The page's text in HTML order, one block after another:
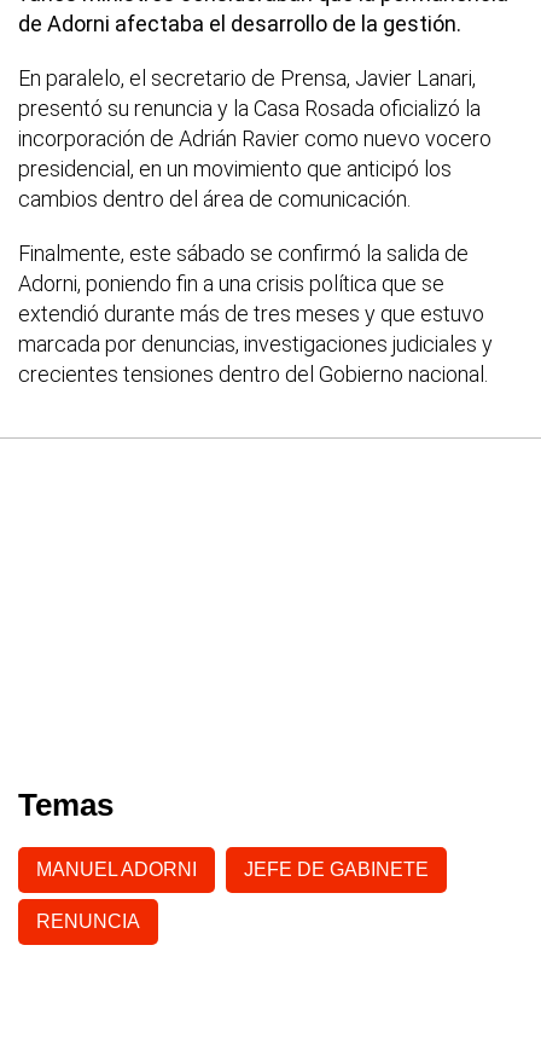
de Adorni afectaba el desarrollo de la gestión.
En paralelo, el secretario de Prensa, Javier Lanari,
presentó su renuncia y la Casa Rosada oficializó la
incorporación de Adrián Ravier como nuevo vocero
presidencial, en un movimiento que anticipó los
cambios dentro del área de comunicación.
Finalmente, este sábado se confirmó la salida de
Adorni, poniendo fin a una crisis política que se
extendió durante más de tres meses y que estuvo
marcada por denuncias, investigaciones judiciales y
crecientes tensiones dentro del Gobierno nacional.
Temas
MANUEL ADORNI JEFE DE GABINETE
RENUNCIA